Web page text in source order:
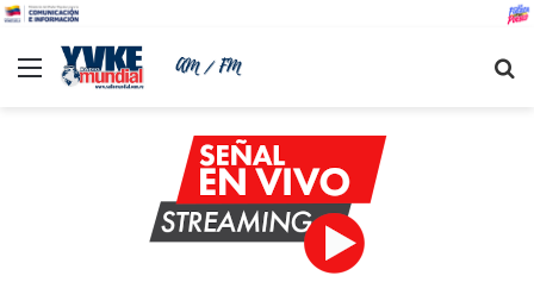
Menu